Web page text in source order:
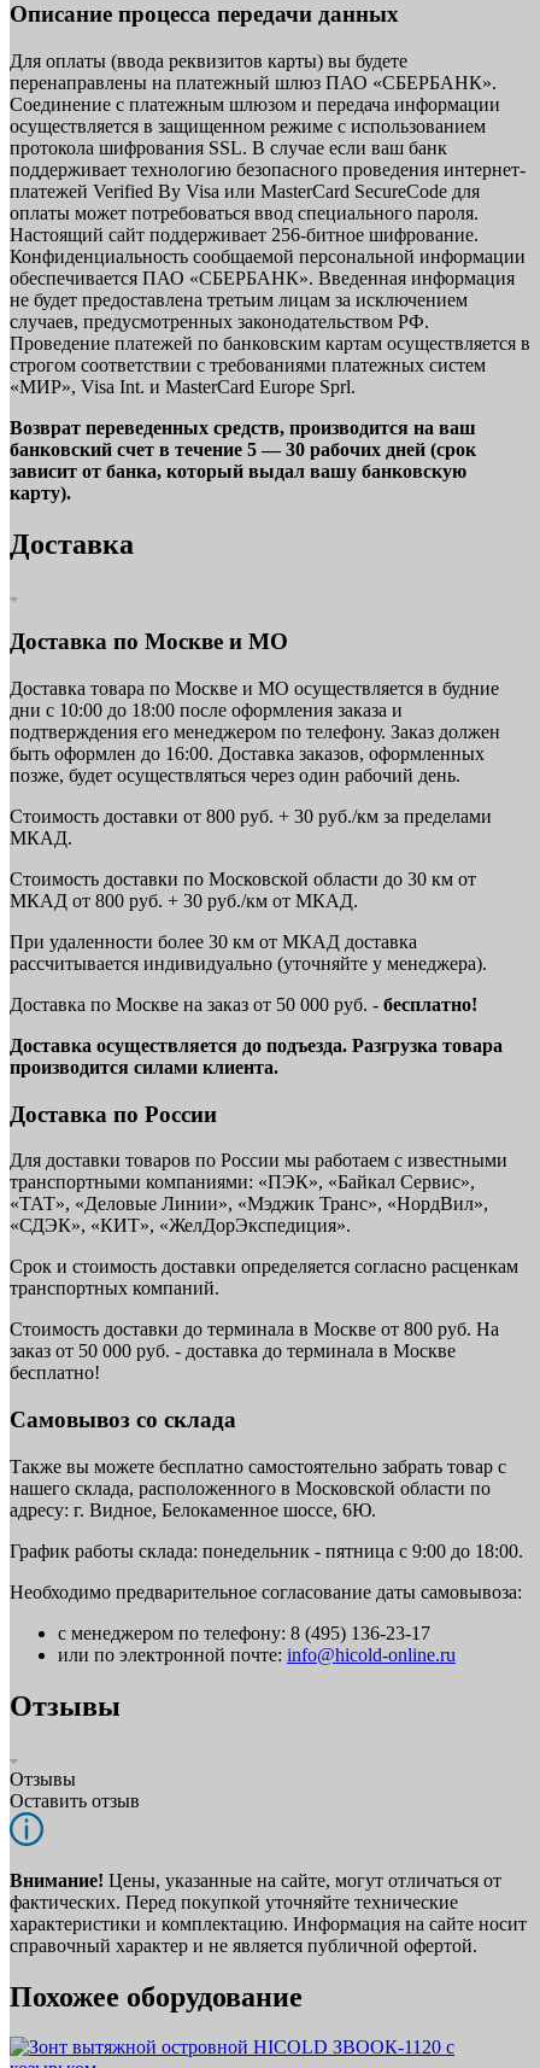
Описание процесса передачи данных
Для оплаты (ввода реквизитов карты) вы будете
перенаправлены на платежный шлюз ПАО «СБЕРБАНК».
Соединение с платежным шлюзом и передача информации
осуществляется в защищенном режиме с использованием
протокола шифрования SSL. В случае если ваш банк
поддерживает технологию безопасного проведения интернет-
платежей Verified By Visa или MasterCard SecureCode для
оплаты может потребоваться ввод специального пароля.
Настоящий сайт поддерживает 256-битное шифрование.
Конфиденциальность сообщаемой персональной информации
обеспечивается ПАО «СБЕРБАНК». Введенная информация
не будет предоставлена третьим лицам за исключением
случаев, предусмотренных законодательством РФ.
Проведение платежей по банковским картам осуществляется в
строгом соответствии с требованиями платежных систем
«МИР», Visa Int. и MasterCard Europe Sprl.
Возврат переведенных средств, производится на ваш
банковский счет в течение 5 — 30 рабочих дней (срок
зависит от банка, который выдал вашу банковскую
карту).
Доставка
Доставка по Москве и МО
Доставка товара по Москве и МО осуществляется в будние
дни с 10:00 до 18:00 после оформления заказа и
подтверждения его менеджером по телефону. Заказ должен
быть оформлен до 16:00. Доставка заказов, оформленных
позже, будет осуществляться через один рабочий день.
Стоимость доставки от 800 руб. + 30 руб./км за пределами
МКАД.
Стоимость доставки по Московской области до 30 км от
МКАД от 800 руб. + 30 руб./км от МКАД.
При удаленности более 30 км от МКАД доставка
рассчитывается индивидуально (уточняйте у менеджера).
Доставка по Москве на заказ от 50 000 руб. - бесплатно!
Доставка осуществляется до подъезда. Разгрузка товара
производится силами клиента.
Доставка по России
Для доставки товаров по России мы работаем с известными
транспортными компаниями: «ПЭК», «Байкал Сервис»,
«ТАТ», «Деловые Линии», «Мэджик Транс», «НордВил»,
«СДЭК», «КИТ», «ЖелДорЭкспедиция».
Срок и стоимость доставки определяется согласно расценкам
транспортных компаний.
Стоимость доставки до терминала в Москве от 800 руб. На
заказ от 50 000 руб. - доставка до терминала в Москве
бесплатно!
Самовывоз со склада
Также вы можете бесплатно самостоятельно забрать товар с
нашего склада, расположенного в Московской области по
адресу: г. Видное, Белокаменное шоссе, 6Ю.
График работы склада: понедельник - пятница с 9:00 до 18:00.
Необходимо предварительное согласование даты самовывоза:
с менеджером по телефону: 8 (495) 136-23-17
или по электронной почте: info@hicold-online.ru
Отзывы
Отзывы
Оставить отзыв
Внимание! Цены, указанные на сайте, могут отличаться от
фактических. Перед покупкой уточняйте технические
характеристики и комплектацию. Информация на сайте носит
справочный характер и не является публичной офертой.
Похожее оборудование